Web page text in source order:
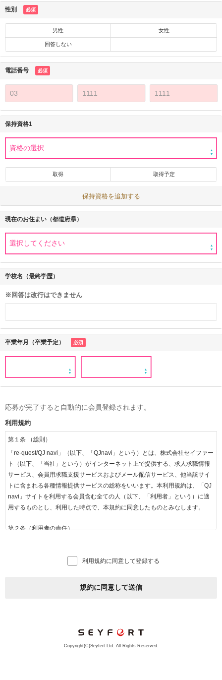
性別 必須
男性 女性
回答しない
電話番号 必須
保持資格1
取得 取得予定
保持資格を追加する
現在のお住まい（都道府県）
学校名（最終学歴）
※回答は改行はできません
卒業年月（卒業予定） 必須
応募が完了すると自動的に会員登録されます。
利用規約
第１条 （総則）
「re-quest/QJ navi」（以下、「QJnavi」という）とは、株式会社セイファー
ト（以下、「当社」という）がインターネット上で提供する、求人求職情報
サービス、会員用求職支援サービスおよびメール配信サービス、他当該サイ
トに含まれる各種情報提供サービスの総称をいいます。本利用規約は、「QJ
navi」サイトを利用する会員含む全ての人（以下、「利用者」という）に適
用するものとし、利用した時点で、本規約に同意したものとみなします。
第２条（利用者の責任）
2.インターネットを利用する際に必要な費用（通信料等）は全て利用者負担
3.利用者は、「QJnavi」の規約をよく読み、自己の意思および責任をもって
当社との間で「QJnavi」掲載に関する契約を締結した事業者のことをいいま
利用規約に同意して登録する
規約に同意して送信
Copyright(C)Seyfert Ltd. All Rights Reserved.